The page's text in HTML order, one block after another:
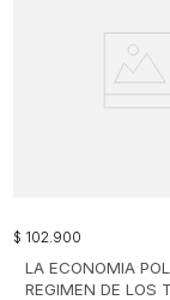
$ 102.900
LA ECONOMIA
REGIMEN DE LOS